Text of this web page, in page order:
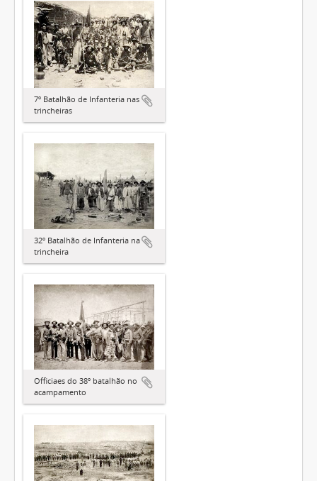
7º Batalhão de Infanteria nas
trincheiras
32º Batalhão de Infanteria na
trincheira
Officiaes do 38º batalhão no
acampamento